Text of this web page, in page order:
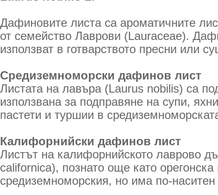
Дафиновите листа са ароматичните
от семейство Лаврови (Lauraceae).
използват в готварството пресни или
Средиземноморски дафинов лист
Листата на лавъра (Laurus nobilis) са
използвана за подправяне на супи,
пастети и туршии в
Калифорнийски дафинов лист
Листът на калифорнийското лаврово
californica), познато още като
средиземноморския, но има по-наситен